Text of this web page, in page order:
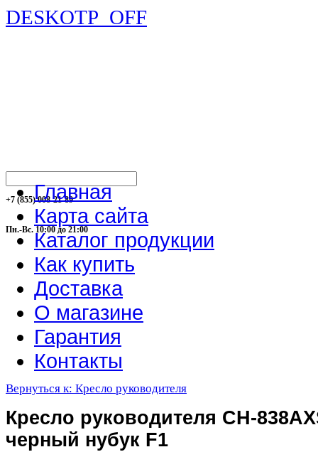
DESKOTP_OFF
+7 (855) 008-21-89
Пн.-Вс. 10:00 до 21:00
Главная
Карта сайта
Каталог продукции
Как купить
Доставка
О магазине
Гарантия
Контакты
Вернуться к: Кресло руководителя
Кресло руководителя CH-
черный нубук F1